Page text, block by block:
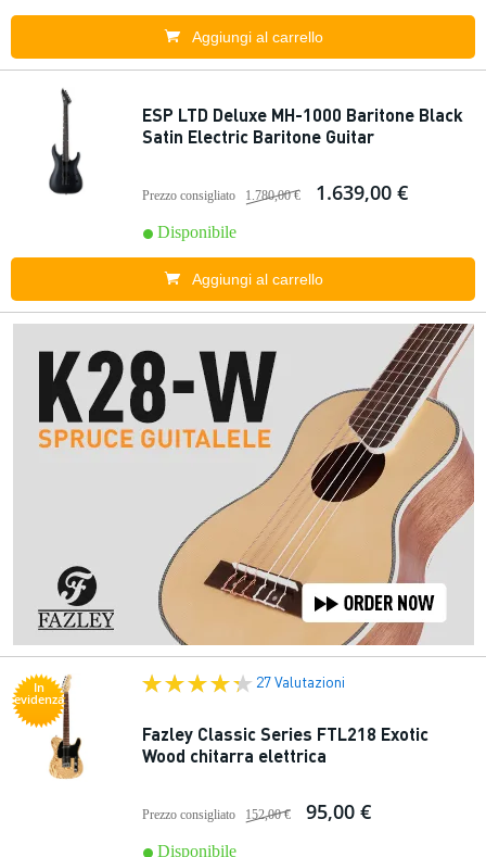
Aggiungi al carrello
ESP LTD Deluxe MH-1000 Baritone Black
Satin Electric Baritone Guitar
Prezzo consigliato 1.780,00 € 1.639,00 €
Disponibile
Aggiungi al carrello
In
evidenza
27 Valutazioni
Fazley Classic Series FTL218 Exotic
Wood chitarra elettrica
Prezzo consigliato 152,00 € 95,00 €
Disponibile